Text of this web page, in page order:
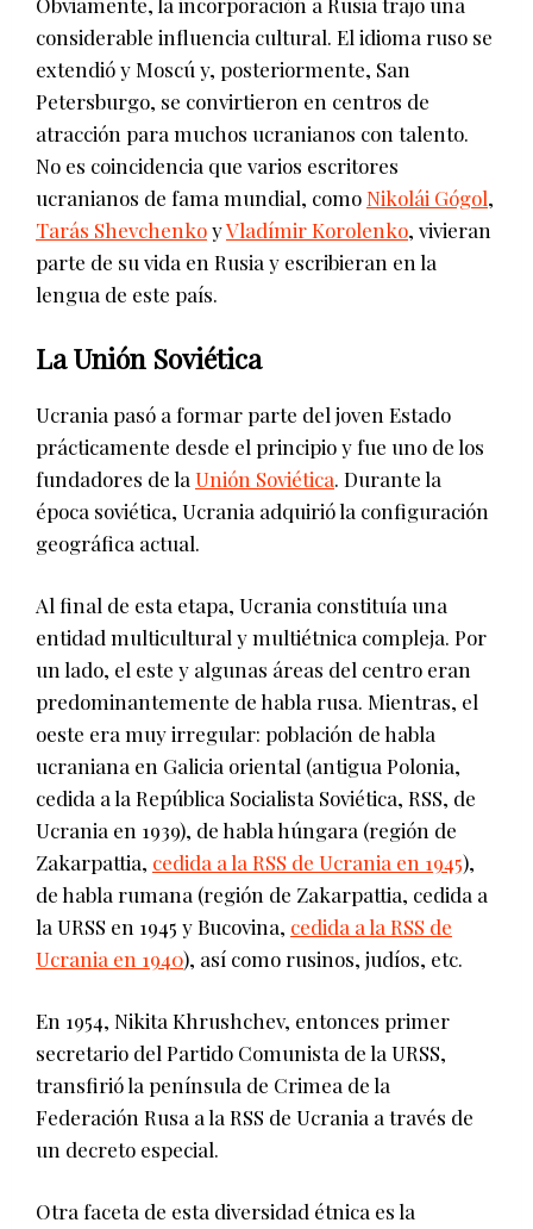
considerable influencia cultural. El idioma ruso se
extendió y Moscú y, posteriormente, San
Petersburgo, se convirtieron en centros de
atracción para muchos ucranianos con talento.
No es coincidencia que varios escritores
ucranianos de fama mundial, comoNikolái Gógol,
Tarás ShevchenkoyVladímir Korolenko, vivieran
parte de su vida en Rusia y escribieran en la
lengua de este país.
La Unión Soviética
Ucrania pasó a formar parte del joven Estado
prácticamente desde el principio y fue uno de los
fundadores de la Unión Soviética. Durante la
época soviética, Ucrania adquirió la configuración
geográfica actual.
Al final de esta etapa, Ucrania constituía una
entidad multicultural y multiétnica compleja. Por
un lado, el este y algunas áreas del centro eran
predominantemente de habla rusa. Mientras, el
oeste era muy irregular: población de habla
ucraniana en Galicia oriental (antigua Polonia,
cedida a la República Socialista Soviética, RSS, de
Ucrania en 1939), de habla húngara (región de
Zakarpattia, cedida a la RSS de Ucrania en 1945),
de habla rumana (región de Zakarpattia, cedida a
la URSS en 1945 y Bucovina, cedida a la RSS de
Ucrania en 1940), así como rusinos, judíos, etc.
En 1954, Nikita Khrushchev, entonces primer
secretario del Partido Comunista de la URSS,
transfirió la península de Crimea de la
Federación Rusa a la RSS de Ucrania a través de
un decreto especial.
Otra faceta de esta diversidad étnica es la